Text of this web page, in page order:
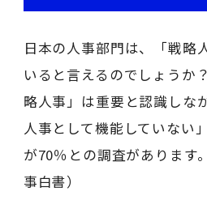
日本の人事部門は、「戦略
いると言えるのでしょうか
略人事」は重要と認識しな
人事として機能していない
が70％との調査があります
事白書）